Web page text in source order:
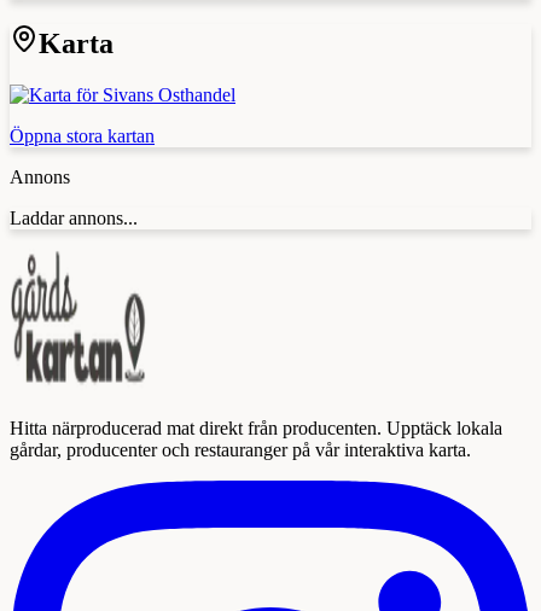
Karta
Öppna stora kartan
Annons
Laddar annons...
Hitta närproducerad mat direkt från producenten. Upptäck lokala
gårdar, producenter och restauranger på vår interaktiva karta.